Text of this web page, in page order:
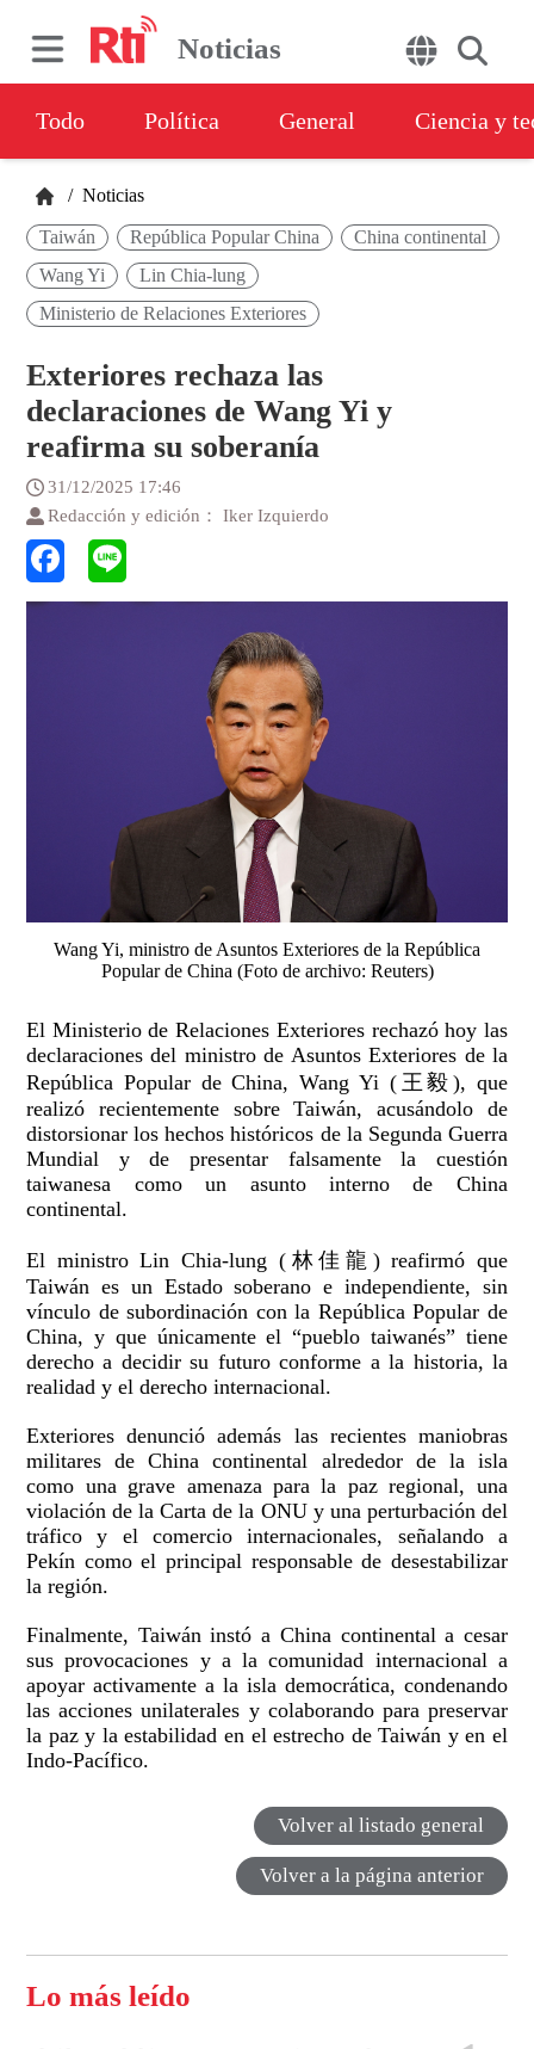
Noticias
Todo Política General Ciencia y
/ Noticias
Taiwán República Popular China
China continental
Wang Yi
Lin Chia-lung
Ministerio de Relaciones Exteriores
Exteriores rechaza las
declaraciones de Wang Yi y
reafirma su soberanía
31/12/2025 17:46
Redacción y edición： Iker Izquierdo
Wang Yi, ministro de Asuntos Exteriores de la República
Popular de China (Foto de archivo: Reuters)
El Ministerio de Relaciones Exteriores rechazó hoy las
declaraciones del ministro de Asuntos Exteriores de la
República Popular de China, Wang Yi (王毅), que
realizó recientemente sobre Taiwán, acusándolo de
distorsionar los hechos históricos de la Segunda Guerra
Mundial y de presentar falsamente la cuestión
taiwanesa como un asunto interno de China
continental.
El ministro Lin Chia-lung (林佳龍) reafirmó que
Taiwán es un Estado soberano e independiente, sin
vínculo de subordinación con la República Popular de
China, y que únicamente el “pueblo taiwanés” tiene
derecho a decidir su futuro conforme a la historia, la
realidad y el derecho internacional.
Exteriores denunció además las recientes maniobras
militares de China continental alrededor de la isla
como una grave amenaza para la paz regional, una
violación de la Carta de la ONU y una perturbación del
tráfico y el comercio internacionales, señalando a
Pekín como el principal responsable de desestabilizar
la región.
Finalmente, Taiwán instó a China continental a cesar
sus provocaciones y a la comunidad internacional a
apoyar activamente a la isla democrática, condenando
las acciones unilaterales y colaborando para preservar
la paz y la estabilidad en el estrecho de Taiwán y en el
Indo-Pacífico.
Volver al listado general
Volver a la página anterior
Lo más leído